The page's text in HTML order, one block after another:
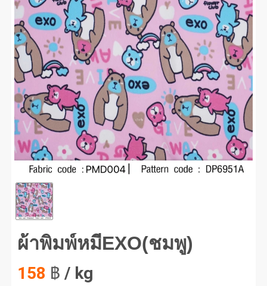
พิมพ์หมีEXO(ชมพู) #1
ผ้าพิมพ์หมีEXO(ชมพู)
158 ฿ / kg